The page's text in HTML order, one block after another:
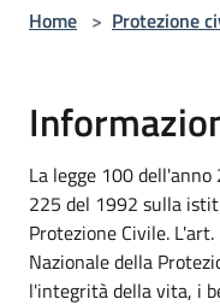
Home > Protezione
La legge 100
225 del 1992 sulla
Protezione Civile.
Nazionale della
l'integrità della vita, i